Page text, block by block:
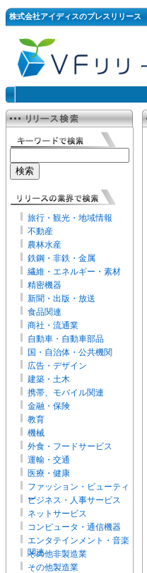
株式会社アイディスのプレスリリース
旅行・観光・地域情報
不動産
農林水産
鉄鋼・非鉄・金属
繊維・エネルギー・素材
精密機器
新聞・出版・放送
食品関連
商社・流通業
自動車・自動車部品
国・自治体・公共機関
広告・デザイン
建築・土木
携帯、モバイル関連
金融・保険
教育
機械
外食・フードサービス
運輸・交通
医療・健康
ファッション・ビューティ
ー
ビジネス・人事サービス
ネットサービス
コンピュータ・通信機器
エンタテインメント・音楽
関連
その他非製造業
その他製造業